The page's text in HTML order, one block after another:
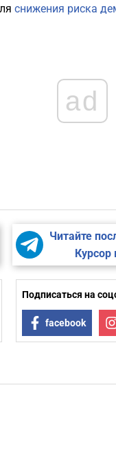
снижения риска
ad
Читайте
Курсор
Подписаться на
facebook